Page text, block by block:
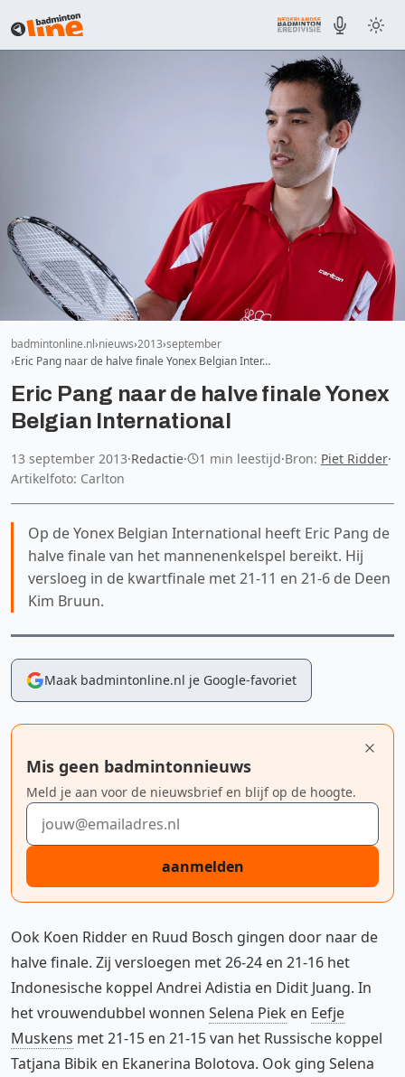
badmintonline.nl nieuws 2013 september
Eric Pang naar de halve finale Yonex Belgian Inter…
Eric Pang naar de halve finale Yonex
Belgian International
13 september 2013·Redactie· 1 min leestijd·Bron: Piet Ridder·
Artikelfoto: Carlton
Op de Yonex Belgian International heeft Eric Pang de
halve finale van het mannenenkelspel bereikt. Hij
versloeg in de kwartfinale met 21-11 en 21-6 de Deen
Kim Bruun.
Maak badmintonline.nl je Google-favoriet
Mis geen badmintonnieuws
Meld je aan voor de nieuwsbrief en blijf op de hoogte.
E-mailadres
aanmelden
Ook Koen Ridder en Ruud Bosch gingen door naar de
halve finale. Zij versloegen met 26-24 en 21-16 het
Indonesische koppel Andrei Adistia en Didit Juang. In
het vrouwendubbel wonnen Selena Piek en Eefje
Muskens met 21-15 en 21-15 van het Russische koppel
Tatjana Bibik en Ekanerina Bolotova. Ook ging Selena